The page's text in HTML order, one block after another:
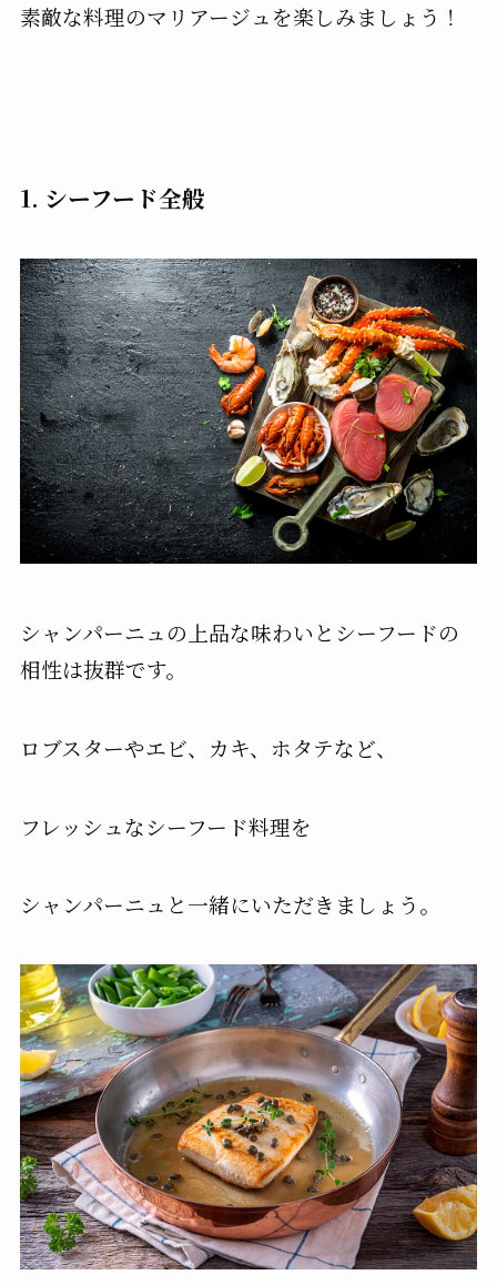
素敵な料理のマリアージュを楽しみましょう！
1. シーフード全般
シャンパーニュの上品な味わいとシーフードの
相性は抜群です。
ロブスターやエビ、カキ、ホタテなど、
フレッシュなシーフード料理を
シャンパーニュと一緒にいただきましょう。